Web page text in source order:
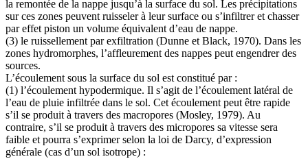
la remontée de la nappe jusqu’à la surface du sol. Les précipitations
sur ces zones peuvent ruisseler à leur surface ou s’infiltrer et chasser
par effet piston un volume équivalent d’eau de nappe.
(3) le ruissellement par exfiltration (Dunne et Black, 1970). Dans les
zones hydromorphes, l’affleurement des nappes peut engendrer des
sources.
L’écoulement sous la surface du sol est constitué par :
(1) l’écoulement hypodermique. Il s’agit de l’écoulement latéral de
l’eau de pluie infiltrée dans le sol. Cet écoulement peut être rapide
s’il se produit à travers des macropores (Mosley, 1979). Au
contraire, s’il se produit à travers des micropores sa vitesse sera
faible et pourra s’exprimer selon la loi de Darcy, d’expression
générale (cas d’un sol isotrope) :